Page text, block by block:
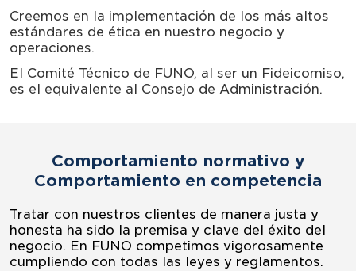
Creemos en la implementación de los más altos
estándares de ética en nuestro negocio y
operaciones.
El Comité Técnico de FUNO, al ser un Fideicomiso,
es el equivalente al Consejo de Administración.
Comportamiento normativo y
Comportamiento en competencia
Tratar con nuestros clientes de manera justa y
honesta ha sido la premisa y clave del éxito del
negocio. En FUNO competimos vigorosamente
cumpliendo con todas las leyes y reglamentos.